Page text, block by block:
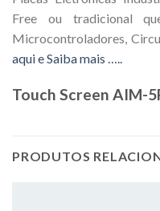
Free ou tradicional
Microcontroladores,
aqui e Saiba mais …..
Touch Screen AIM-
PRODUTOS